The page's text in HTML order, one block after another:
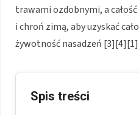
trawami ozdobnymi, a
i chroń zimą, aby uzyskać
żywotność nasadzeń
Spis treści